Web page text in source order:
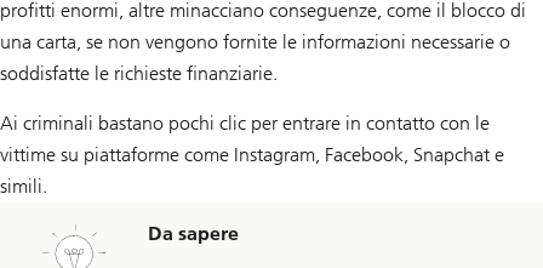
profitti enormi, altre minacciano conseguenze, come il blocco di
una carta, se non vengono fornite le informazioni necessarie o
soddisfatte le richieste finanziarie.
Ai criminali bastano pochi clic per entrare in contatto con le
vittime su piattaforme come Instagram, Facebook, Snapchat e
simili.
Da sapere